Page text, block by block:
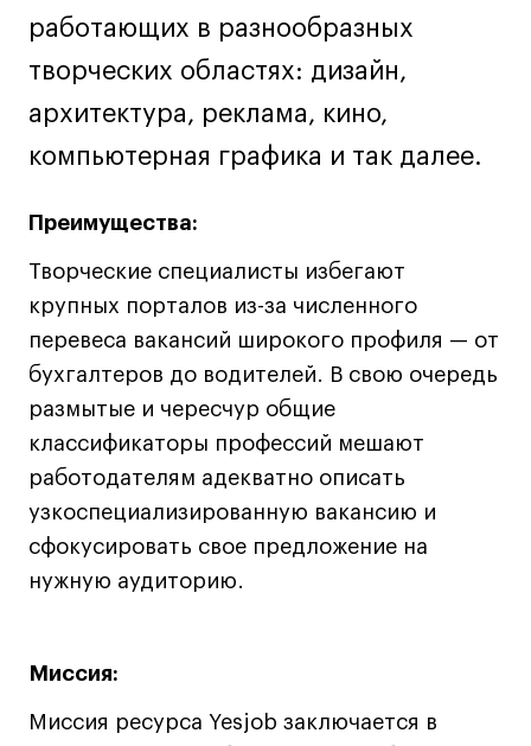
Поступающим
Условия поступления
График учебного года
Карьера
Ассоциация выпускников
Центр карьеры
Живые проекты
Конкурсы
Участие в выставках
Летние стажировки
Проекты студентов
«Живые» проекты
Участие в выставках
работающих в разнообразных
творческих областях: дизайн,
архитектура, реклама, кино,
компьютерная графика и так далее.
Преимущества:
Творческие специалисты избегают
крупных порталов из-за численного
перевеса вакансий широкого профиля — от
бухгалтеров до водителей. В свою очередь
размытые и чересчур общие
классификаторы профессий мешают
работодателям адекватно описать
узкоспециализированную вакансию и
сфокусировать свое предложение на
нужную аудиторию.
Миссия:
Миссия ресурса Yesjob заключается в